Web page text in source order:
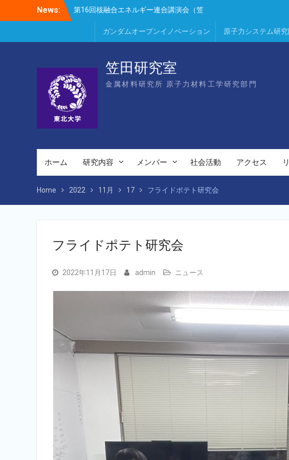
News:
田、Park、Geng、長谷川、宮岸、山村、
Lee、He、Bae）
楽しい理科のはなし（仙台市立松森小学
校）
秀発表賞（宮岸、Bae）
ガンダムオープンイノベーション 原子力システム研
笠田研究室
金属材料研究所 原子力材料工学研究部門
ホーム 研究内容 メンバー 社会活動 アクセス
Home 2022 11月 17 フライドポテト研究会
フライドポテト研究会
2022年11月17日 admin ニュース